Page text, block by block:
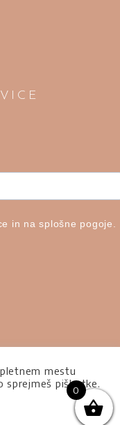
in na splošne pogoje.
| Vse pravice
mestu
piškotke.
0